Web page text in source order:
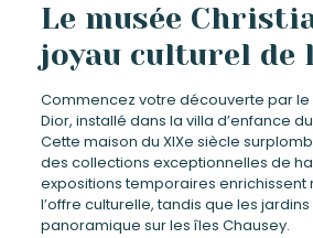
Le musée
joyau culturel de
Commencez votre découverte par le
Dior, installé dans la villa d’enfance
Cette maison du XIXe siècle
des collections exceptionnelles de
expositions temporaires
l’offre culturelle, tandis que les
panoramique sur les îles Chausey.